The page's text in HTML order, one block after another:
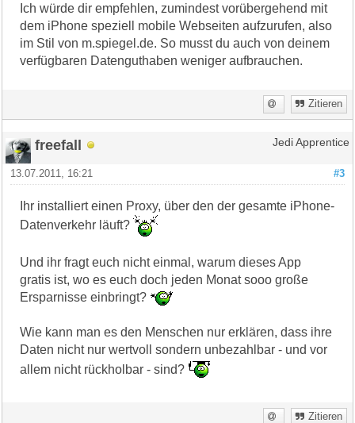
Ich würde dir empfehlen, zumindest vorübergehend mit
dem iPhone speziell mobile Webseiten aufzurufen, also
im Stil von m.spiegel.de. So musst du auch von deinem
verfügbaren Datenguthaben weniger aufbrauchen.
Zitieren
freefall Jedi Apprentice
#3
13.07.2011, 16:21
Ihr installiert einen Proxy, über den der gesamte iPhone-
Datenverkehr läuft?
Und ihr fragt euch nicht einmal, warum dieses App
gratis ist, wo es euch doch jeden Monat sooo große
Ersparnisse einbringt?
Wie kann man es den Menschen nur erklären, dass ihre
Daten nicht nur wertvoll sondern unbezahlbar - und vor
allem nicht rückholbar - sind?
Zitieren